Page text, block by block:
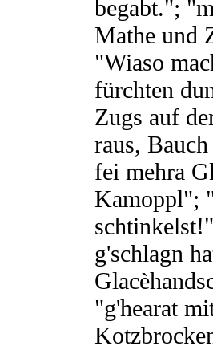
begabt.";
Mathe und
"Wiaso
fürchten
Zugs auf
raus,
fei mehra
Kamoppl";
g'schlagn
"g'hearat